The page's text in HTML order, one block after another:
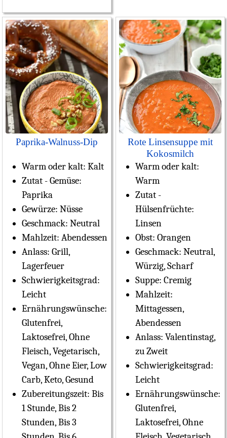
Paprika-Walnuss-Dip
Warm oder kalt: Kalt
Zutat - Gemüse:
Paprika
Gewürze: Nüsse
Geschmack: Neutral
Mahlzeit: Abendessen
Anlass: Grill,
Lagerfeuer
Schwierigkeitsgrad:
Leicht
Ernährungswünsche:
Glutenfrei,
Laktosefrei, Ohne
Fleisch, Vegetarisch,
Vegan, Ohne Eier, Low
Carb, Keto, Gesund
Zubereitungszeit: Bis
1 Stunde, Bis 2
Stunden, Bis 3
Rote Linsensuppe mit
Kokosmilch
Warm oder kalt:
Warm
Zutat -
Hülsenfrüchte:
Linsen
Obst: Orangen
Geschmack: Neutral,
Würzig, Scharf
Suppe: Cremig
Mahlzeit:
Mittagessen,
Abendessen
Anlass: Valentinstag,
zu Zweit
Schwierigkeitsgrad:
Leicht
Ernährungswünsche:
Glutenfrei,
Laktosefrei, Ohne